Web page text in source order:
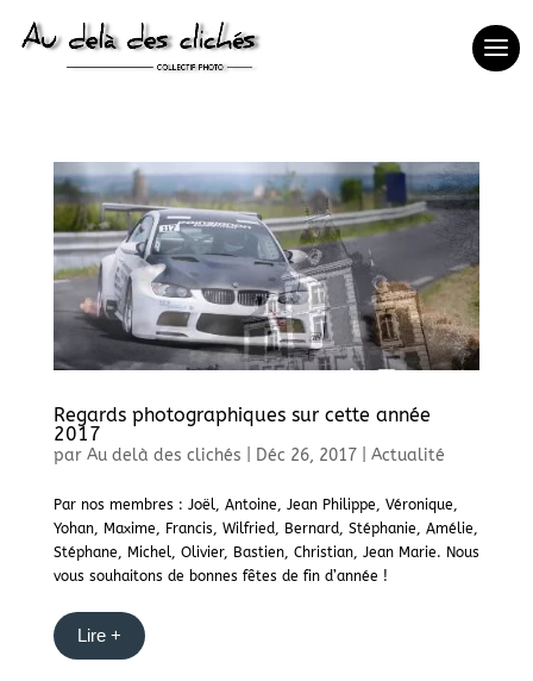
Regards photographiques sur cette année
2017
par Au delà des clichés Déc 26, 2017| Actualité
Par nos membres : Joël, Antoine, Jean Philippe, Véronique,
Yohan, Maxime, Francis, Wilfried, Bernard, Stéphanie, Amélie,
Stéphane, Michel, Olivier, Bastien, Christian, Jean Marie. Nous
vous souhaitons de bonnes fêtes de fin d’année !
Lire +